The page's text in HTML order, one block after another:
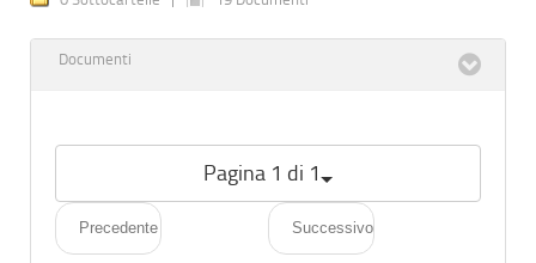
Documenti
Pagina 1 di 1
Precedente Successivo